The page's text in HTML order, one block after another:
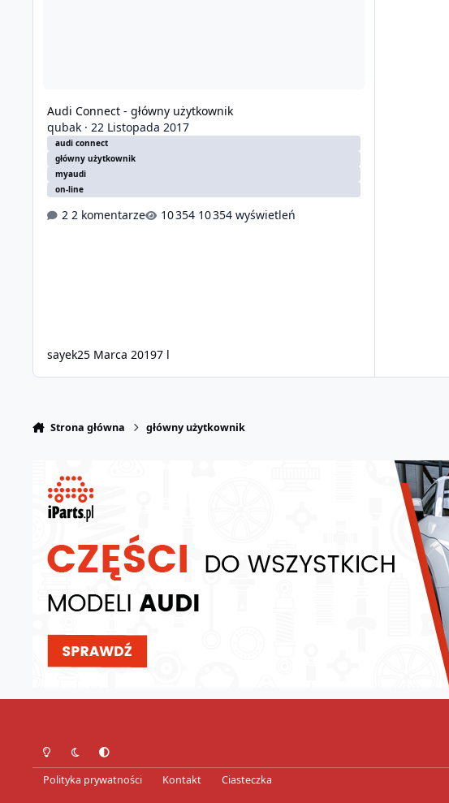
Audi Connect - główny użytkownik
qubak· 22 Listopada 2017
audi connect
główny użytkownik
myaudi
on-line
2 komentarze 10 354 wyświetleń
sayek25 Marca 20197 l
Strona główna główny użytkownik
Tryb jasnyTryb ciemnyPreferencje systemowe
Polityka prywatności Kontakt Ciasteczka